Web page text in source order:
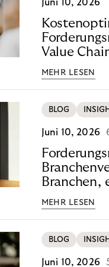
Juni 10, 2026
Value
MEHR LESEN
BLOG
Juni 10, 2026
Branchen,
MEHR LESEN
BLOG
Juni 10, 2026